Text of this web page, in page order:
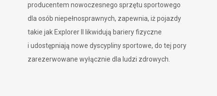
producentem nowoczesnego sprzętu sportowego
dla osób niepełnosprawnych, zapewnia, iż pojazdy
takie jak Explorer II likwidują bariery fizyczne
i udostępniają nowe dyscypliny sportowe, do tej pory
zarezerwowane wyłącznie dla ludzi zdrowych.